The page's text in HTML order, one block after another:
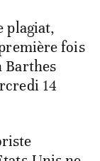
plagiat,
fois
Barthes
14